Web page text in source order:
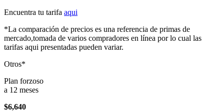
Encuentra tu tarifa aqui
*La comparación de precios es una referencia de primas de
mercado,tomada de varios compradores en línea por lo cual las
tarifas aqui presentadas pueden variar.
Otros*
Plan forzoso
a 12 meses
$6,640